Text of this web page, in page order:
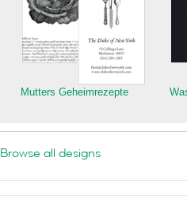
Mutters Geheimrezepte
Browse all designs